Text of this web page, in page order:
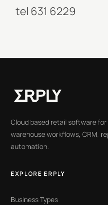
tel 631 6229
Cloud based retail software
warehouse workflows, CRM,
automation.
EXPLORE ERPLY
Business Types